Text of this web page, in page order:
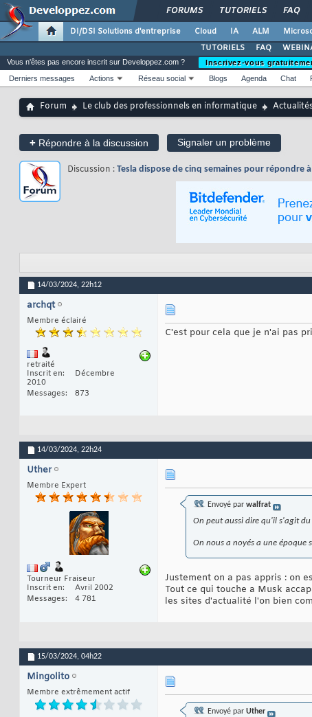
FORUMS TUTORIELS FAQ
DI/DSI Solutions d'entreprise Cloud IA ALM
TUTORIELS
FAQ
Vous n'êtes pas encore inscrit sur Developpez.com ?
Inscrivez-vous
Derniers messages
Actions Réseau social Blogs Agenda Chat
Forum Le club des professionnels en informatique
+ Répondre à la discussion Signaler un problème
Discussion : Tesla dispose de cinq semaines pour répondre
14/03/2024, 22h12
archqt
Membre éclairé
retraité
Inscrit en
Décembre
2010
Messages
873
C'est pour cela que je n'ai pas
14/03/2024, 22h24
Uther
Membre Expert
Tourneur Fraiseur
Inscrit en
Avril 2002
Messages
4 781
Envoyé par walfrat
On peut aussi dire qu'il s'agit
On nous a noyés a une époque
Justement on a pas appris : on
Tout ce qui touche a Musk
les sites d'actualité l'on bien
15/03/2024, 04h22
Mingolito
Membre extrêmement actif
Envoyé par Uther